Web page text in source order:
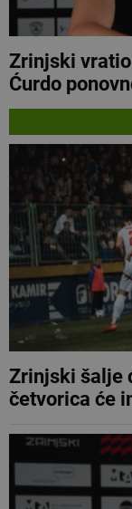
Zrinjski
Ćurdo
Zrinjski šalje
četvorica će